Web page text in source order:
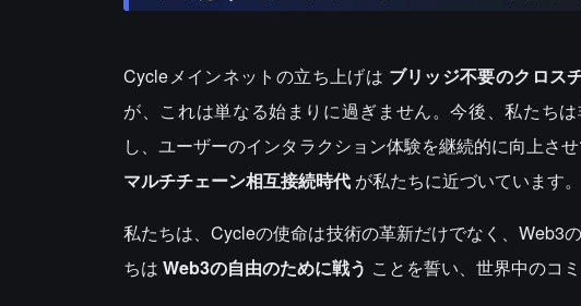
Cycleメインネットの立ち上げは ブリッジ不要のクロス
が、これは単なる始まりに過ぎません。今後、私たち
し、ユーザーのインタラクション体験を継続的に向上させ
マルチチェーン相互接続時代 が私たちに近づいています。
私たちは、Cycleの使命は技術の革新だけでなく、Web3
ちはWeb3の自由のために戦う ことを誓い、世界中のコ